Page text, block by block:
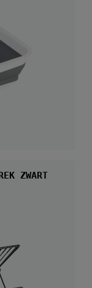
ZWART